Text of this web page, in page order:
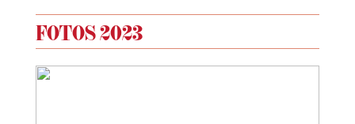
FOTOS 2023